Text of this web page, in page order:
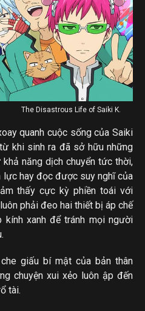
The Disastrous Life of Saiki K.
quanh cuộc sống của Saiki
khi sinh ra đã sở hữu những
năng dịch chuyển tức thời,
lực hay đọc được suy nghĩ của
thấy cực kỳ phiền toái với
phải đeo hai thiết bị áp chế
xanh để tránh mọi người
giấu bí mật của bản thân
chuyện xui xẻo luôn ập đến
tài.